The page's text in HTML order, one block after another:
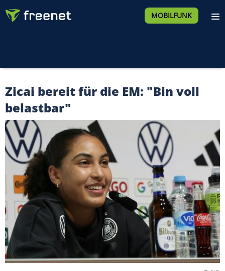
MOBILFUNK
Zicai bereit für die EM: "Bin voll
belastbar"